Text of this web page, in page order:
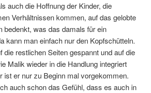
auch die Hoffnung der Kinder, die
Verhältnissen kommen, auf das gelobte
bedenkt, was das damals für ein
kann man einfach nur den Kopfschütteln.
die restlichen Seiten gespannt und auf die
Malik wieder in die Handlung integriert
ist er nur zu Beginn mal vorgekommen.
auch schon das Gefühl, dass es auch in